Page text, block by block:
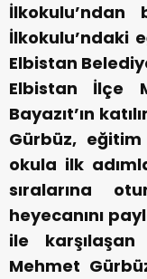
İlkokulu’ndan
İlkokulu’ndaki
Elbistan
Elbistan İlçe
Bayazıt’ın
Gürbüz,
okula ilk
sıralarına
heyecanını
ile karşılaşan
Mehmet